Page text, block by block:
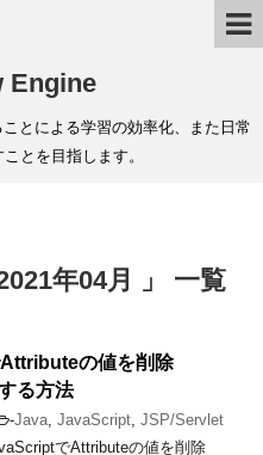
Engine
とによる学習の効率化、また日常
とを目指します。
年04月 」 一覧
の値を削除
る方法
-Java JavaScript JSP/Servlet
でAttributeの値を削除